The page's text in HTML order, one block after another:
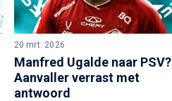
20 mrt. 2026
Manfred Ugalde naar PSV?
Aanvaller verrast met
antwoord